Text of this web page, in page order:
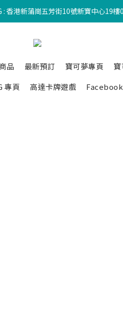
: 香港新蒲崗五芳街10號新寶中心19樓
品 最新預訂 寶可夢專頁
專頁 高達卡牌遊戲